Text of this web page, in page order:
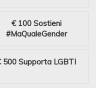
€ 100 Sostieni
#MaQualeGender
500 Supporta LGBTI